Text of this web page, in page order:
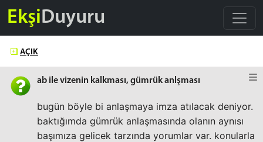
EkşiDuyuru
AÇIK
ab ile vizenin kalkması, gümrük anlşması
bugün böyle bi anlaşmaya imza atılacak deniyor.
baktığımda gümrük anlaşmasında olanın aynısı
başımıza gelicek tarzında yorumlar var. konularla